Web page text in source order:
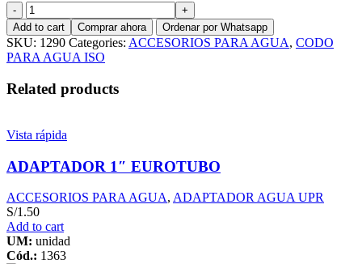
CODO
90mm
x
90
S/P
P/AGUA
S/MARCA
Add to cart Comprar ahora Ordenar por Whatsapp
SKU: 1290 Categories: ACCESORIOS PARA AGUA, CODO
PARA AGUA ISO
Related products
Vista rápida
ADAPTADOR 1″ EUROTUBO
ACCESORIOS PARA AGUA, ADAPTADOR AGUA UPR
S/1.50
Add to cart
UM: unidad
Cód.: 1363